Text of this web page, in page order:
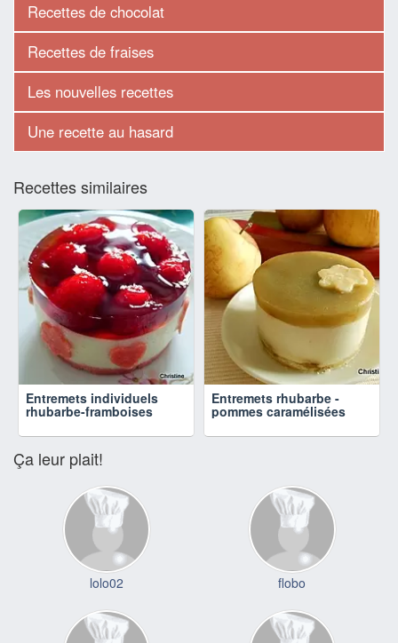
Recettes de chocolat
Recettes de fraises
Les nouvelles recettes
Une recette au hasard
Recettes similaires
Entremets individuels
rhubarbe-framboises
Entremets rhubarbe -
pommes caramélisées
Ça leur plait!
lolo02 flobo